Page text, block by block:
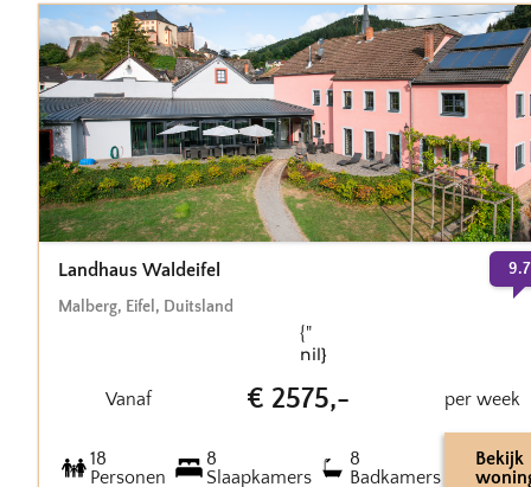
Landhaus Waldeifel
Malberg, Eifel , Duitsland
9.7
{"
nil}
Vanaf € 2575,- per week
18
Personen
8
Slaapkamers
8
Badkamers
Bekijk